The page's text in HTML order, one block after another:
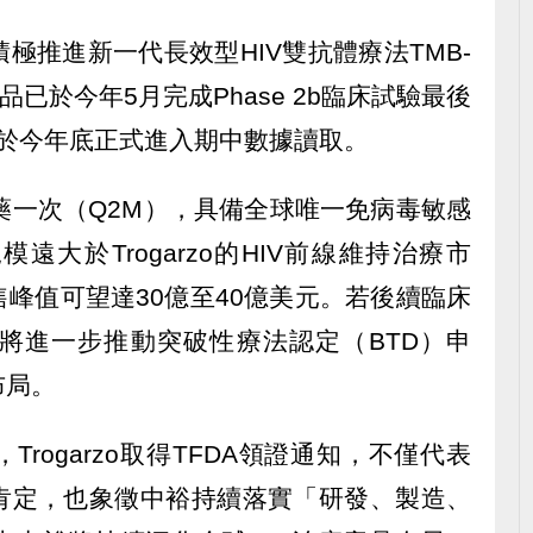
推進新一代長效型HIV雙抗體療法TMB-
已於今年5月完成Phase 2b臨床試驗最後
年底正式進入期中數據讀取。
次（Q2M），具備全球唯一免病毒敏感
遠大於Trogarzo的HIV前線維持治療市
值可望達30億至40億美元。若後續臨床
進一步推動突破性療法認定（BTD）申
。
Trogarzo取得TFDA領證通知，不僅代表
，也象徵中裕持續落實「研發、製造、